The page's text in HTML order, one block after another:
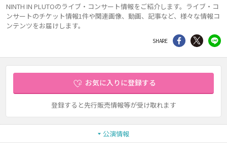
NINTH IN PLUTOのライブ・コンサート情報をご紹介します。ライブ・コ
ンサートのチケット情報1件や関連画像、動画、記事など、様々な情報コ
ンテンツをお届けします。
SHARE シェア Twitter
お気に入りに登録する
登録すると先行販売情報等が受け取れます
公演情報